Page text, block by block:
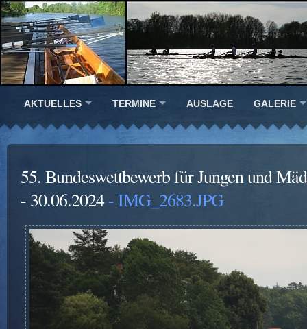
AKTUELLES TERMINE AUSLAGE GALERIE
55. Bundeswettbewerb für Jungen und
- 30.06.2024- IMG_2683.JPG